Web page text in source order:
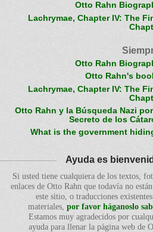
Otto Rahn
Lachrymae, Chapter IV: The
Otto Rahn
Otto Rahn's
Lachrymae, Chapter IV: The
Otto Rahn y la Búsqueda Nazi por
Secreto de los
What is the government
Ayuda es
Si usted tiene cualquiera de los textos,
enlaces de Otto Rahn que todavía no
este sitio, o traducciones
materiales, por favor háganoslo
Estamos muy agradecidos por
ayuda para llenar la página web de